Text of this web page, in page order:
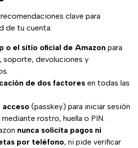
clave para
de tu cuenta:
o el sitio oficial de Amazon para
soporte, devoluciones y
de dos factores en todas las
acceso (passkey) para iniciar sesión
rostro, huella o PIN.
nunca solicita pagos ni
por teléfono, ni pide verificar